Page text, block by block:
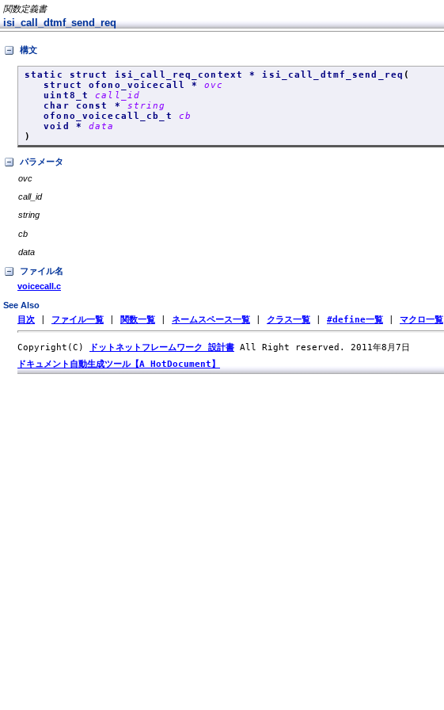
関数定義書
isi_call_dtmf_send_req
構文
static struct isi_call_req_context * isi_call_dtmf_send_req (
struct ofono_voicecall *ovc
uint8_tcall_id
char const * string
ofono_voicecall_cb_t cb
void *data
)
パラメータ
ovc
call_id
string
cb
data
ファイル名
voicecall.c
See Also
目次 ファイル一覧 関数一覧 ネームスペース一覧 クラス一覧 #define一覧 マクロ一覧
Copyright(C) ドットネットフレームワーク 設計書 All Right reserved. 2011年8月7日
ドキュメント自動生成ツール【A HotDocument】